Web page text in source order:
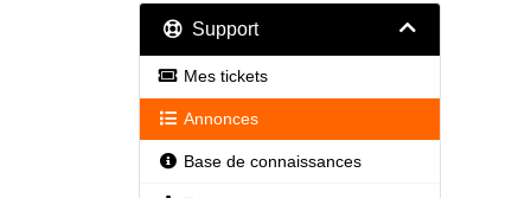
Support
Mes tickets
Annonces
Base de connaissances